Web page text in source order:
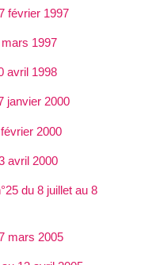
février 1997
1997
avril 1998
janvier 2000
2000
avril 2000
du 8 juillet au 8
mars 2005